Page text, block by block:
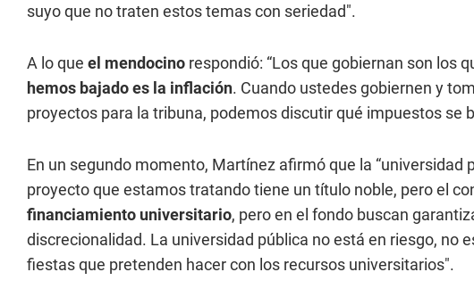
suyo que no traten estos temas con seriedad".
A lo que el mendocino respondió: “Los que gobiernan son los
hemos bajado es la inflación. Cuando ustedes gobiernen y
proyectos para la tribuna, podemos discutir qué impuestos se
En un segundo momento, Martínez afirmó que la “universidad
proyecto que estamos tratando tiene un título noble, pero el
financiamiento universitario, pero en el fondo buscan
discrecionalidad. La universidad pública no está en riesgo, no
fiestas que pretenden hacer con los recursos universitarios".